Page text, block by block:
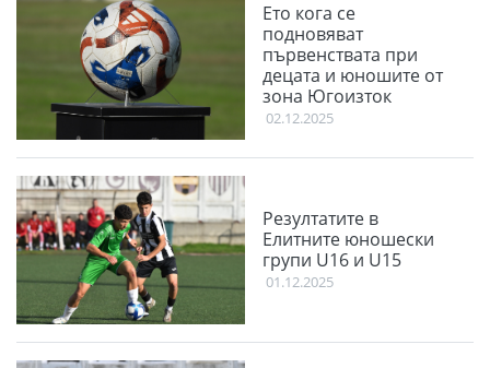
Ето кога се
подновяват
първенствата при
децата и юношите от
зона Югоизток
02.12.2025
Резултатите в
Елитните юношески
групи U16 и U15
01.12.2025